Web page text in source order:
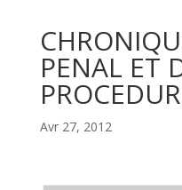
PENAL ET
Avr 27, 2012